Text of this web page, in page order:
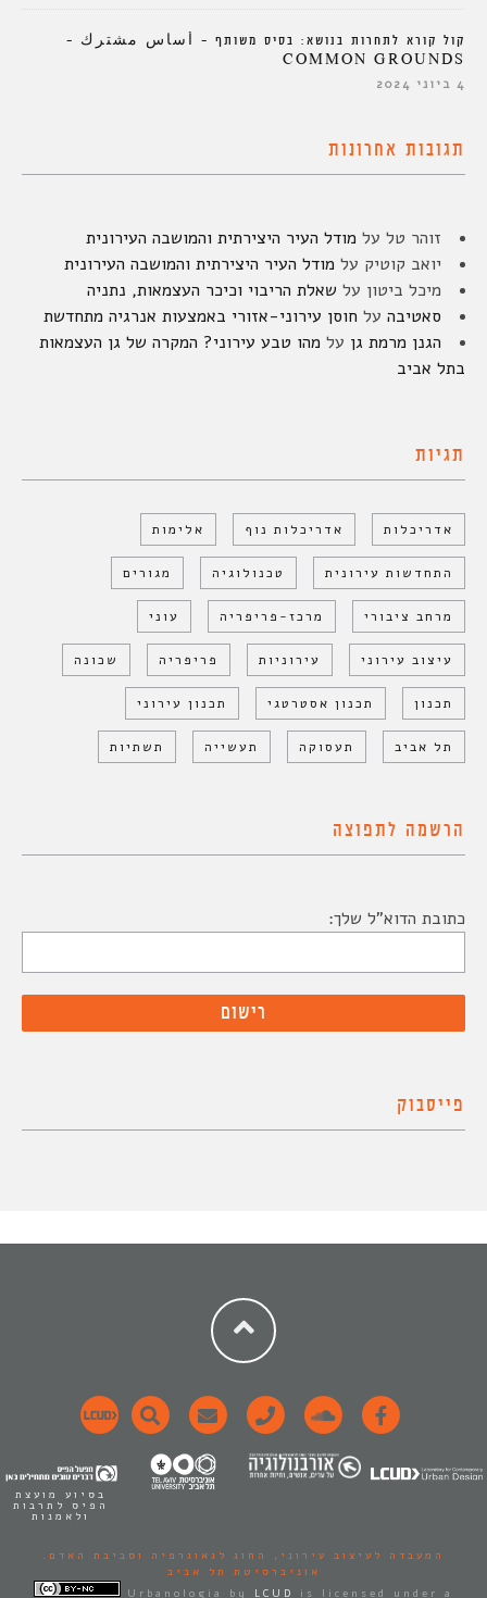
קול קורא לתחרות בנושא: בסיס משותף – أساس مشترك –
COMMON GROUNDS
4 ביוני 2024
תגובות אחרונות
זוהר טל על מודל העיר היצירתית והמושבה העירונית
יואב קוטיק על מודל העיר היצירתית והמושבה העירונית
מיכל ביטון על שאלת הריבוי וכיכר העצמאות, נתניה
סאטיבה על חוסן עירוני-אזורי באמצעות אנרגיה מתחדשת
הגנן מרמת גן על מהו טבע עירוני? המקרה של גן העצמאות
בתל אביב
תגיות
אדריכלות אדריכלות נוף אלימות
התחדשות עירונית טכנולוגיה מגורים
מרחב ציבורי מרכז-פריפריה עוני
עיצוב עירוני עירוניות פריפריה שכונה
תכנון תכנון אסטרטגי תכנון עירוני
תל אביב תעסוקה תעשייה תשתיות
הרשמה לתפוצה
כתובת הדוא"ל שלך:
פייסבוק
בסיוע מועצת
הפיס לתרבות
ולאמנות
המעבדה לעיצוב עירוני,
החוג לגאוגרפיה וסביבת האדם.
אוניברסיטת תל אביב
Urbanologia by LCUD is licensed under a